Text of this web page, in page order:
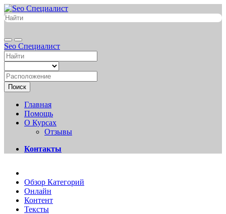
Seo Специалист
Поиск
Главная
Помощь
О Курсах
Отзывы
Контакты
Обзор Категорий
Онлайн
Контент
Тексты